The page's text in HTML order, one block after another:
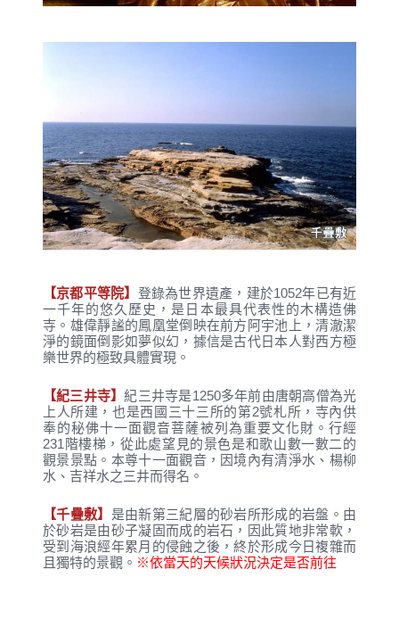
【京都平等院】 登錄為世界遺產，建於1052年已有近
一千年的悠久歷史，是日本最具代表性的木構造佛
寺。雄偉靜謐的鳳凰堂倒映在前方阿宇池上，清澈潔
淨的鏡面倒影如夢似幻，據信是古代日本人對西方極
樂世界的極致具體實現。
【紀三井寺】紀三井寺是1250多年前由唐朝高僧為光
上人所建，也是西國三十三所的第2號札所，寺內供
奉的秘佛十一面觀音菩薩被列為重要文化財。行經
231階樓梯，從此處望見的景色是和歌山數一數二的
觀景景點。本尊十一面觀音，因境內有清淨水、楊柳
水、吉祥水之三井而得名。
【千疊敷】 是由新第三紀層的砂岩所形成的岩盤。由
於砂岩是由砂子凝固而成的岩石，因此質地非常軟，
受到海浪經年累月的侵蝕之後，終於形成今日複雜而
且獨特的景觀。 ※依當天的天候狀況決定是否前往